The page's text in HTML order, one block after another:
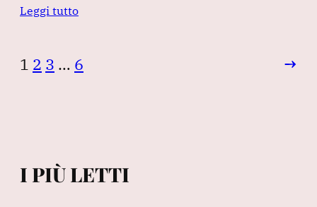
Leggi tutto
1 2 3 … 6 →
I PIÙ LETTI